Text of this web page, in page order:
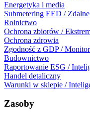
Energetyka i media
Submetering EED /
Rolnictwo
Ochrona zbiorów /
Ochrona zdrowia
Zgodność z GDP /
Budownictwo
Raportowanie ESG /
Handel detaliczny
Warunki w sklepie /
Zasoby